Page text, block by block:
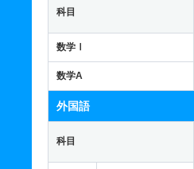
科目
数学Ⅰ
数学A
外国語
科目